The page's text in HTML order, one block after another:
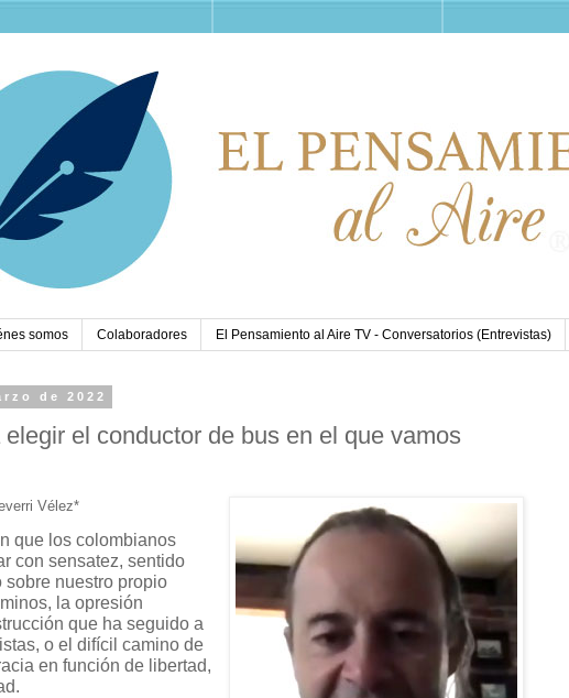
somos Colaboradores El Pensamiento al Aire TV - Conversatorios (Entrevistas)
de 2022
el conductor de bus en el que vamos
Vélez*
que los colombianos
con sensatez, sentido
sobre nuestro propio
la opresión
que ha seguido a
o el difícil camino de
en función de libertad,